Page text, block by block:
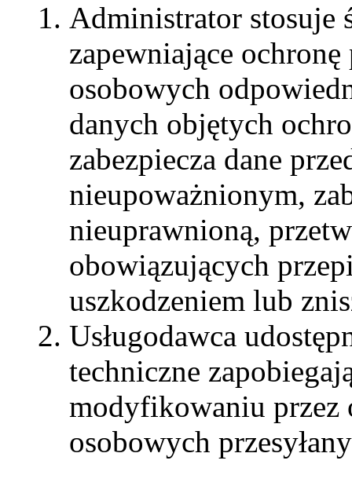
Administrator stosuje
zapewniające
osobowych
danych objętych
zabezpiecza dane
nieupoważnionym,
nieuprawnioną,
obowiązujących
uszkodzeniem lub
Usługodawca
techniczne
modyfikowaniu przez
osobowych